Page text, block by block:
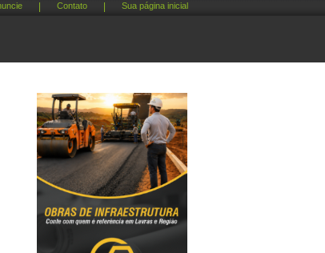
Contato Sua página inicial